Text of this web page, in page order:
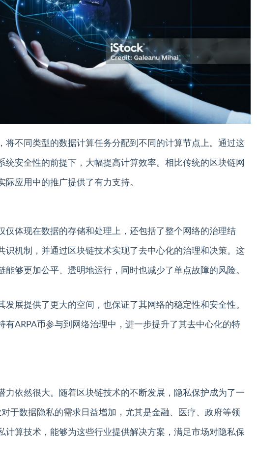
将不同类型的数据计算任务分配到不同的计算节点上。通过这
统安全性的前提下，大幅提高计算效率。相比传统的区块链网
际应用中的推广提供了有力支持。
仅体现在数据的存储和处理上，还包括了整个网络的治理结
识机制，并通过区块链技术实现了去中心化的治理和决策。这
能够更加公平、透明地运行，同时也减少了单点故障的风险。
发展提供了更大的空间，也保证了其网络的稳定性和安全性。
有ARPA币参与到网络治理中，进一步提升了其去中心化的特
力依然很大。随着区块链技术的不断发展，隐私保护成为了一
于数据隐私的需求日益增加，尤其是金融、医疗、政府等领
计算技术，能够为这些行业提供解决方案，满足市场对隐私保